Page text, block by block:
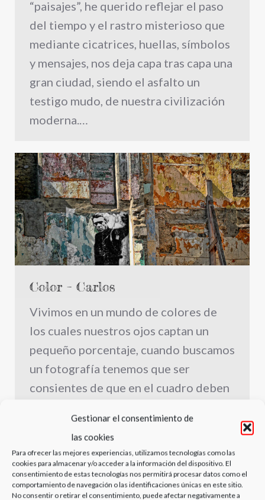
Gestionar el consentimiento de
las cookies
Para ofrecer las mejores experiencias, utilizamos tecnologías como las
cookies para almacenar y/o acceder a la información del dispositivo. El
consentimiento de estas tecnologías nos permitirá procesar datos como el
comportamiento de navegación o las identificaciones únicas en este sitio.
No consentir o retirar el consentimiento, puede afectar negativamente a
“paisajes”, he querido reflejar el paso
del tiempo y el rastro misterioso que
mediante cicatrices, huellas, símbolos
y mensajes, nos deja capa tras capa una
gran ciudad, siendo el asfalto un
testigo mudo, de nuestra civilización
moderna.…
Color – Carlos
Vivimos en un mundo de colores de
los cuales nuestros ojos captan un
pequeño porcentaje, cuando buscamos
un fotografía tenemos que ser
consientes de que en el cuadro deben
equilibrados y compensados, luz,
colores, puntos de vistas, encuadres,
formas.